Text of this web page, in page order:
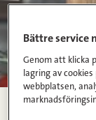
Bättre service
Genom att klicka
lagring av
webbplatsen,